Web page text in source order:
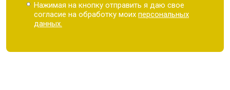
Нажимая на кнопку отправить я даю свое
согласие на обработку моихперсональных
данных.